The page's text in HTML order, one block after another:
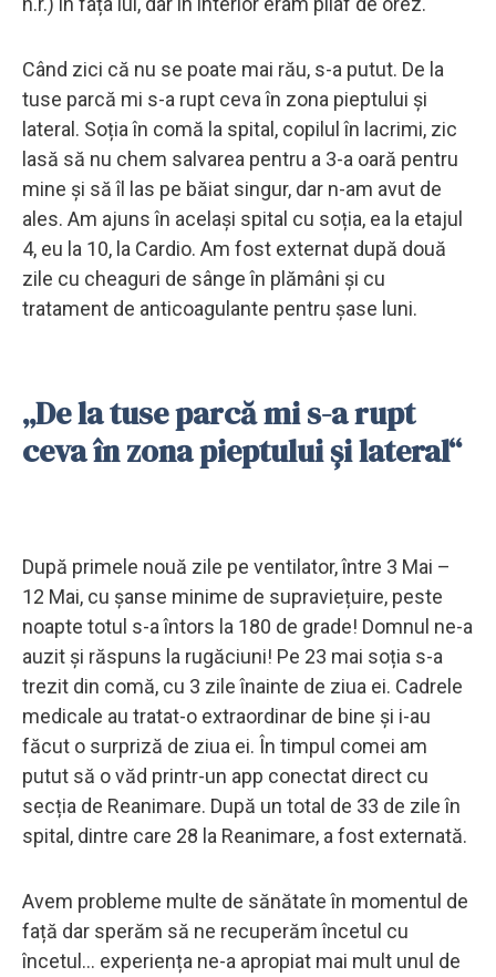
Când zici că nu se poate mai rău, s-a putut. De la
tuse parcă mi s-a rupt ceva în zona pieptului și
lateral. Soția în comă la spital, copilul în lacrimi, zic
lasă să nu chem salvarea pentru a 3-a oară pentru
mine și să îl las pe băiat singur, dar n-am avut de
ales. Am ajuns în același spital cu soția, ea la etajul
4, eu la 10, la Cardio. Am fost externat după două
zile cu cheaguri de sânge în plămâni și cu
tratament de anticoagulante pentru șase luni.
„De la tuse parcă mi s-a rupt
ceva în zona pieptului și lateral“
După primele nouă zile pe ventilator, între 3 Mai –
12 Mai, cu șanse minime de supraviețuire, peste
noapte totul s-a întors la 180 de grade! Domnul ne-a
auzit și răspuns la rugăciuni! Pe 23 mai soția s-a
trezit din comă, cu 3 zile înainte de ziua ei. Cadrele
medicale au tratat-o extraordinar de bine și i-au
făcut o surpriză de ziua ei. În timpul comei am
putut să o văd printr-un app conectat direct cu
secția de Reanimare. După un total de 33 de zile în
spital, dintre care 28 la Reanimare, a fost externată.
Avem probleme multe de sănătate în momentul de
față dar sperăm să ne recuperăm încetul cu
încetul… experiența ne-a apropiat mai mult unul de